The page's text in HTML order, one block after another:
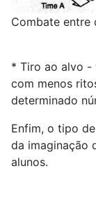
Combate entre
* Tiro ao alvo -
com menos
determinado
Enfim, o tipo
da imaginação
alunos.